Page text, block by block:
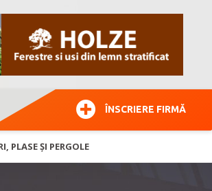
ÎNSCRIERE FIRMĂ
PLASE ȘI PERGOLE